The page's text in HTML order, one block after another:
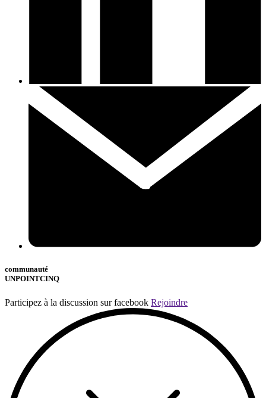
communauté
UNPOINTCINQ
Participez à la discussion sur facebook Rejoindre